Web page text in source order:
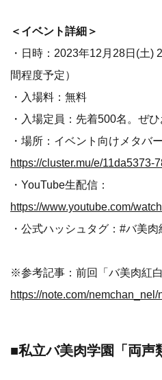
＜イベント詳細＞
・日時：2023年12月28日(土)
間程度予定）
・入場料：無料
・入場定員：先着500名。ぜ
・場所：イベント向けメタバ
・YouTube生配信：
https://www.youtube.com/
・公式ハッシュタグ：#バ美肉
※参考記事：前回「バ美肉紅
https://note.com/
■私立バ美肉学園「両声